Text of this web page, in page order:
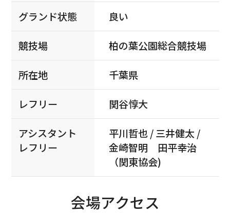
グランド状態 良い
競技場 柏の葉公園総合競技場
所在地 千葉県
レフリー 関谷惇大
アシスタント
レフリー
平川哲也 / 三井健太 /
金崎智明 田平幸治
（関東協会)
会場アクセス